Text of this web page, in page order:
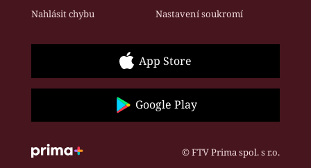
Nahlásit chybu Nastavení soukromí
App Store
Google Play
© FTV Prima spol. s r.o.